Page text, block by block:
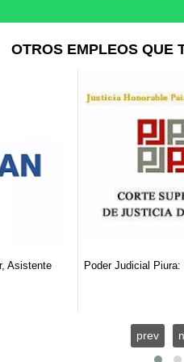
OTROS EMPLEOS QUE
Asistente
Poder Judicial Piura:
prev